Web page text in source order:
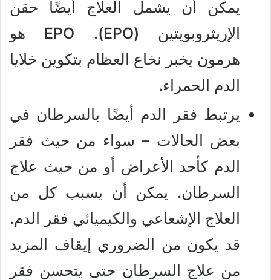
يمكن أن يشمل العلاج أيضًا حقن
الإريثروبويتين (EPO). EPO هو
هرمون يخبر نخاع العظام بتكوين خلايا
الدم الحمراء.
يرتبط فقر الدم أيضًا بالسرطان في
بعض الحالات – سواء من حيث فقر
الدم كأحد الأعراض أو من حيث علاج
السرطان. يمكن أن يسبب كل من
العلاج الإشعاعي والكيميائي فقر الدم.
قد يكون من الضروري إيقاف المزيد
من علاج السرطان حتى يتحسن فقر